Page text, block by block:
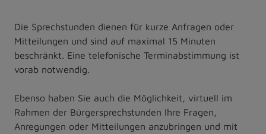
Die Sprechstunden dienen für kurze Anfragen oder
Mitteilungen und sind auf maximal 15 Minuten
beschränkt. Eine telefonische Terminabstimmung ist
vorab notwendig.
Ebenso haben Sie auch die Möglichkeit, virtuell im
Rahmen der Bürgersprechstunden Ihre Fragen,
Anregungen oder Mitteilungen anzubringen und mit